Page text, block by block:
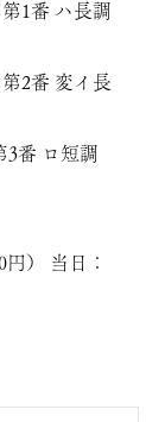
第1番 ハ長調
第2番 変イ長
3番 ロ短調
） 当日：